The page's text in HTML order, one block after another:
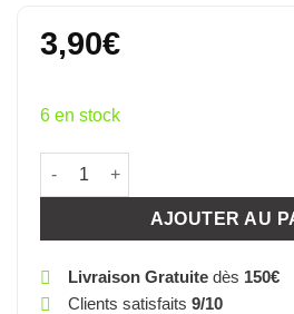
3,90€
6 en stock
quantité de CARTE DOUBLE
AJOUTER AU
Livraison Gratuitedès 150€
Clients satisfaits 9/10